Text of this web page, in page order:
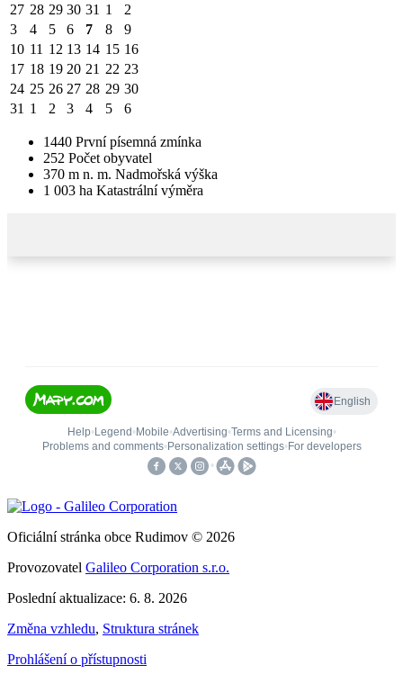
27 28 29 30 31 1
2
3
4 5 6 7 8
9
10 11 12 13 14 15 16
17 18 19 20 21 22 23
24 25 26 27 28 29 30
31 1 2 3 4 5 6
1440 První písemná zmínka
252 Počet obyvatel
370 m n. m. Nadmořská výška
1 003 ha Katastrální výměra
Oficiální stránka obce Rudimov © 2026
Provozovatel Galileo Corporation s.r.o.
Poslední aktualizace: 6. 8. 2026
Změna vzhledu, Struktura stránek
Prohlášení o přístupnosti